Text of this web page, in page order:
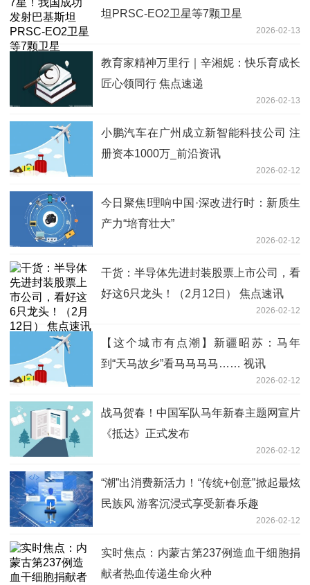
坦PRSC-EO2卫星等7颗卫星
2026-02-13
教育家精神万里行｜辛湘妮：快乐育成长
匠心领同行 焦点速递
2026-02-13
小鹏汽车在广州成立新智能科技公司 注
册资本1000万_前沿资讯
2026-02-12
今日聚焦!理响中国·深改进行时：新质生
产力“培育壮大”
2026-02-12
干货：半导体先进封装股票上市公司，看
好这6只龙头！（2月12日） 焦点速讯
2026-02-12
【这个城市有点潮】新疆昭苏：马年
到“天马故乡”看马马马马…… 视讯
2026-02-12
战马贺春！中国军队马年新春主题网宣片
《抵达》正式发布
2026-02-12
“潮”出消费新活力！“传统+创意”掀起最炫
民族风 游客沉浸式享受新春乐趣
2026-02-12
实时焦点：内蒙古第237例造血干细胞捐
献者热血传递生命火种